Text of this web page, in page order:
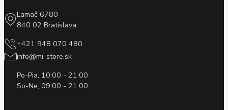
Lamač 6780
840 02 Bratislava
+421 948 070 480
info@mi-store.sk
Po-Pia, 10:00 - 21:00
So-Ne, 09:00 - 21:00